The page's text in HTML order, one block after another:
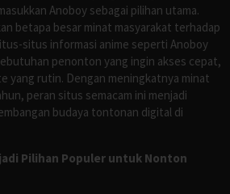
Anoboy sebagai pilihan utama.
betapa besar minat masyarakat terhadap
situs informasi anime seperti Anoboy
penonton yang ingin akses cepat,
yang rutin. Dengan meningkatnya minat
peran situs semacam ini menjadi
budaya tontonan digital di
Pilihan Populer untuk Nonton